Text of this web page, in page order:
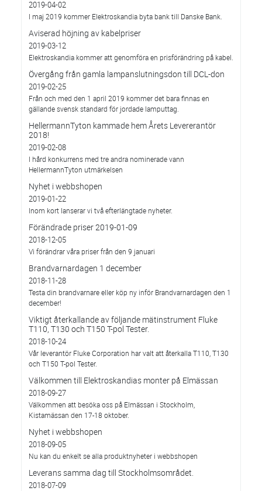
2019-04-02
I maj 2019 kommer Elektroskandia byta bank till Danske Bank.
Aviserad höjning av kabelpriser
2019-03-12
Elektroskandia kommer att genomföra en prisförändring på kabel.
Övergång från gamla lampanslutningsdon till DCL-don
2019-02-25
Från och med den 1 april 2019 kommer det bara finnas en
gällande svensk standard för jordade lamputtag.
HellermannTyton kammade hem Årets Levererantör
2018!
2019-02-08
I hård konkurrens med tre andra nominerade vann
HellermannTyton utmärkelsen
Nyhet i webbshopen
2019-01-22
Inom kort lanserar vi två efterlängtade nyheter.
Förändrade priser 2019-01-09
2018-12-05
Vi förändrar våra priser från den 9 januari
Brandvarnardagen 1 december
2018-11-28
Testa din brandvarnare eller köp ny inför Brandvarnardagen den 1
december!
Viktigt återkallande av följande mätinstrument Fluke
T110, T130 och T150 T-pol Tester.
2018-10-24
Vår leverantör Fluke Corporation har valt att återkalla T110, T130
och T150 T-pol Tester.
Välkommen till Elektroskandias monter på Elmässan
2018-09-27
Välkommen att besöka oss på Elmässan i Stockholm,
Kistamässan den 17-18 oktober.
Nyhet i webbshopen
2018-09-05
Nu kan du enkelt se alla produktnyheter i webbshopen
Leverans samma dag till Stockholmsområdet.
2018-07-09